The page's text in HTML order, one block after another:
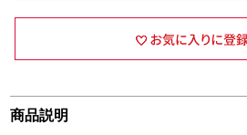
商品説明